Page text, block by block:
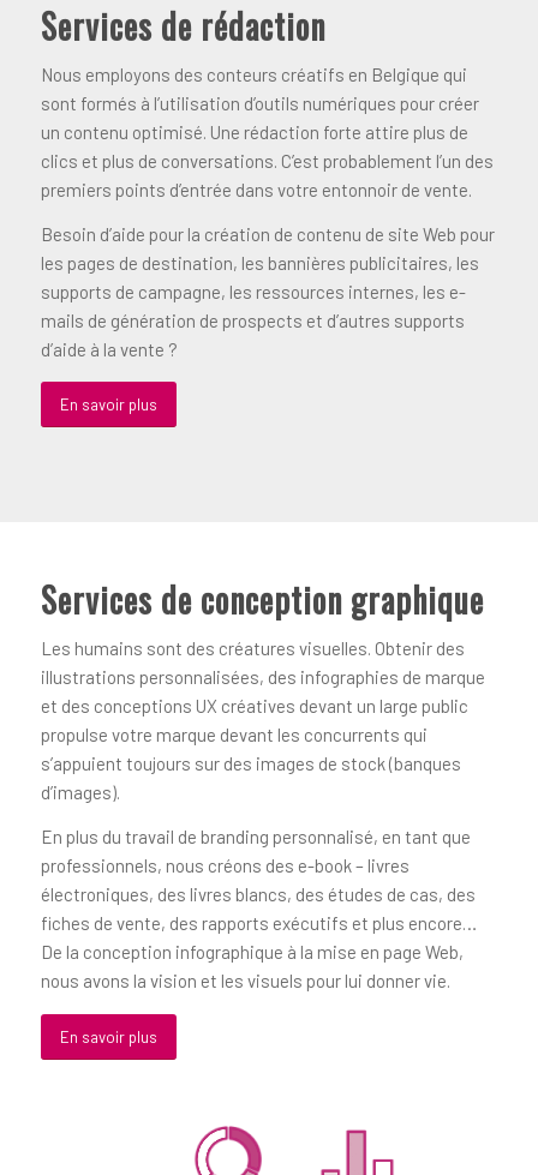
Services de rédaction
Nous employons des conteurs créatifs en Belgique qui
sont formés à l’utilisation d’outils numériques pour créer
un contenu optimisé. Une rédaction forte attire plus de
clics et plus de conversations. C’est probablement l’un des
premiers points d’entrée dans votre entonnoir de vente.
Besoin d’aide pour la création de contenu de site Web pour
les pages de destination, les bannières publicitaires, les
supports de campagne, les ressources internes, les e-
mails de génération de prospects et d’autres supports
d’aide à la vente ?
En savoir plus
Services de conception graphique
Les humains sont des créatures visuelles. Obtenir des
illustrations personnalisées, des infographies de marque
et des conceptions UX créatives devant un large public
propulse votre marque devant les concurrents qui
s’appuient toujours sur des images de stock (banques
d’images).
En plus du travail de branding personnalisé, en tant que
professionnels, nous créons des e-book – livres
électroniques, des livres blancs, des études de cas, des
fiches de vente, des rapports exécutifs et plus encore…
De la conception infographique à la mise en page Web,
nous avons la vision et les visuels pour lui donner vie.
En savoir plus